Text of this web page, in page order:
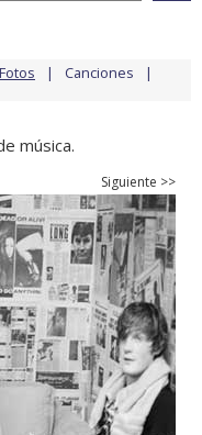
Fotos Canciones
música.
Siguiente >>